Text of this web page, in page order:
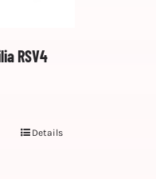
RSV4
Details